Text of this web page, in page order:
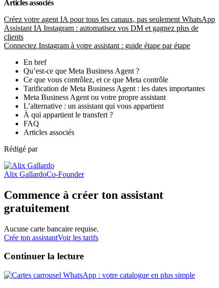
Articles associés
Créez votre agent IA pour tous les canaux, pas seulement WhatsApp
Assistant IA Instagram : automatisez vos DM et gagnez plus de
clients
Connectez Instagram à votre assistant : guide étape par étape
En bref
Qu’est-ce que Meta Business Agent ?
Ce que vous contrôlez, et ce que Meta contrôle
Tarification de Meta Business Agent : les dates importantes
Meta Business Agent ou votre propre assistant
L’alternative : un assistant qui vous appartient
À qui appartient le transfert ?
FAQ
Articles associés
Rédigé par
Alix GallardoCo-Founder
Commence à créer ton assistant
gratuitement
Aucune carte bancaire requise.
Crée ton assistantVoir les tarifs
Continuer la lecture